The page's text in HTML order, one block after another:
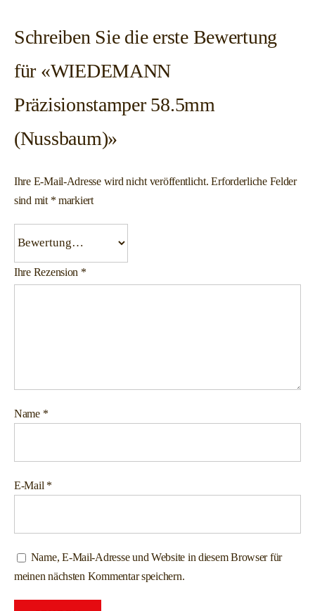
Schreiben Sie die erste Bewertung
für «WIEDEMANN
Präzisionstamper 58.5mm
(Nussbaum)»
Ihre E-Mail-Adresse wird nicht veröffentlicht. Erforderliche Felder
sind mit * markiert
Ihre Rezension *
Name *
E-Mail *
Name, E-Mail-Adresse und Website in diesem Browser für
meinen nächsten Kommentar speichern.